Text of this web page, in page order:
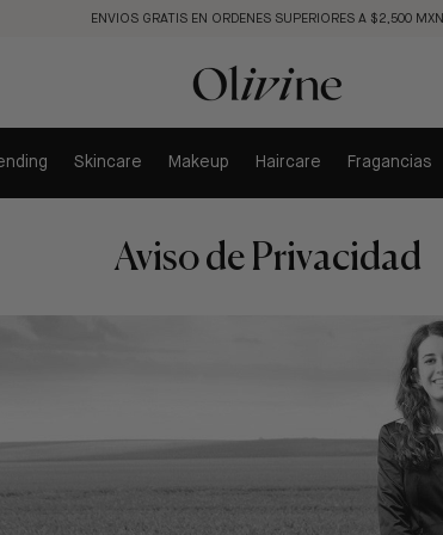
ENVIOS GRATIS EN ORDENES SUPERIORES A $2,500 MXN
Skincare Makeup Haircare Fragancias
Aviso de Privacidad